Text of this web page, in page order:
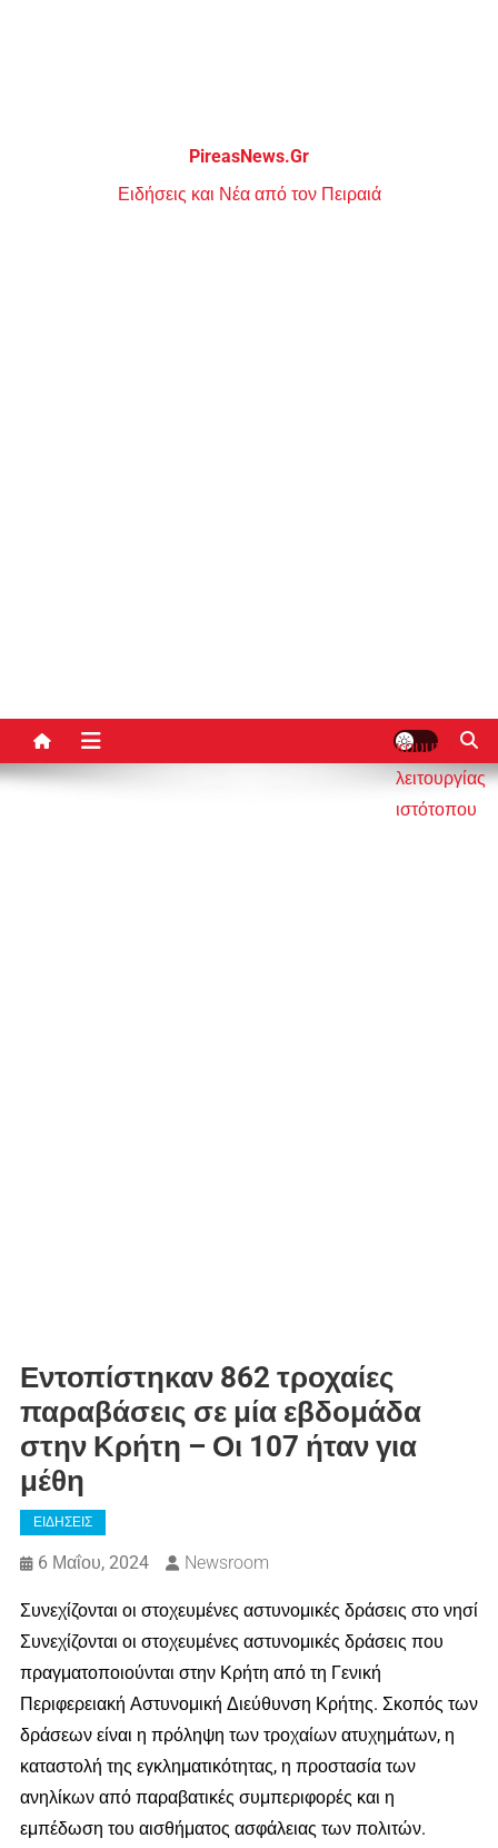
PireasNews.Gr
Ειδήσεις και Νέα από τον Πειραιά
κουμπί
λειτουργίας
ιστότοπου
Εντοπίστηκαν 862 τροχαίες
παραβάσεις σε μία εβδομάδα
στην Κρήτη – Οι 107 ήταν για
μέθη
ΕΙΔΗΣΕΙΣ
6 Μαΐου, 2024 Newsroom
Συνεχίζονται οι στοχευμένες αστυνομικές δράσεις στο νησί
Συνεχίζονται οι στοχευμένες αστυνομικές δράσεις που
πραγματοποιούνται στην Κρήτη από τη Γενική
Περιφερειακή Αστυνομική Διεύθυνση Κρήτης. Σκοπός των
δράσεων είναι η πρόληψη των τροχαίων ατυχημάτων, η
καταστολή της εγκληματικότητας, η προστασία των
ανηλίκων από παραβατικές συμπεριφορές και η
εμπέδωση του αισθήματος ασφάλειας των πολιτών.